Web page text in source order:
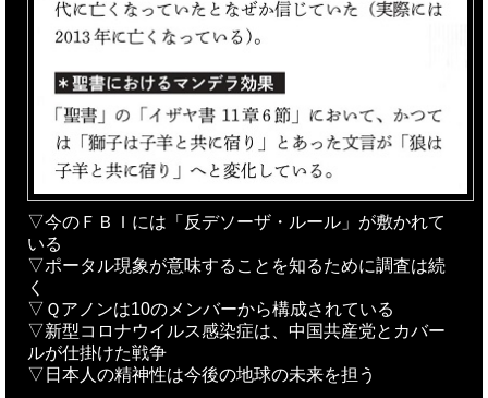
▽今のＦＢＩには「反デソーザ・ルール」が敷かれて
いる
▽ポータル現象が意味することを知るために調査は続
く
▽Ｑアノンは10のメンバーから構成されている
▽新型コロナウイルス感染症は、中国共産党とカバー
ルが仕掛けた戦争
▽日本人の精神性は今後の地球の未来を担う